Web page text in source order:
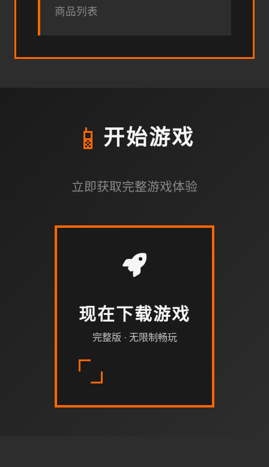
商品列表
📱 开始游戏
立即获取完整游戏体验
现在下载游戏
完整版 · 无限制畅玩